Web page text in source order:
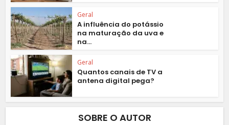
Geral
A influência do potássio
na maturação da uva e
na...
Geral
Quantos canais de TV a
antena digital pega?
SOBRE O AUTOR